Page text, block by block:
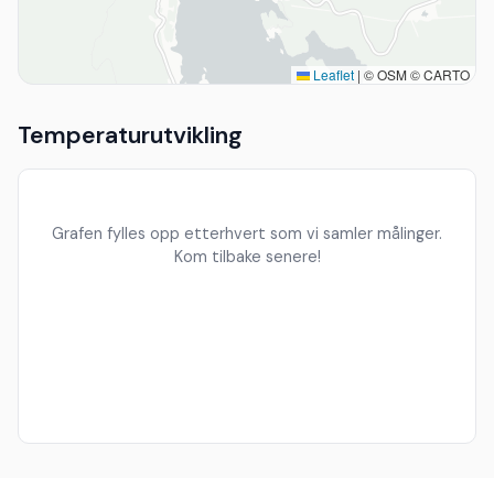
Leaflet | © OSM © CARTO
Temperaturutvikling
Grafen fylles opp etterhvert som vi samler målinger.
Kom tilbake senere!